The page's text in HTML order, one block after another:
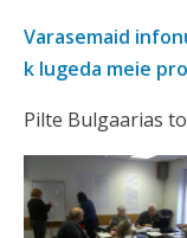
Varasemaid
k lugeda meie
Pilte Bulgaarias